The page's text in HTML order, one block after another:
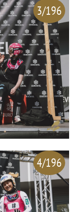
3/196
4/196